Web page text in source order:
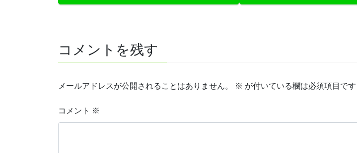
コメントを残す
メールアドレスが公開されることはありません。 ※ が付いている欄は必須項目です
コメント ※